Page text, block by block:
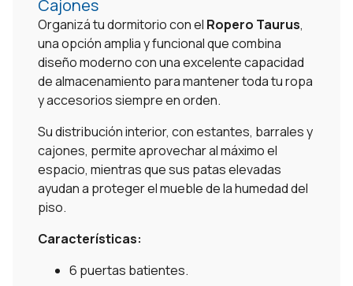
Cajones
Organizá tu dormitorio con el Ropero Taurus,
una opción amplia y funcional que combina
diseño moderno con una excelente capacidad
de almacenamiento para mantener toda tu ropa
y accesorios siempre en orden.
Su distribución interior, con estantes, barrales y
cajones, permite aprovechar al máximo el
espacio, mientras que sus patas elevadas
ayudan a proteger el mueble de la humedad del
piso.
Características:
6 puertas batientes.